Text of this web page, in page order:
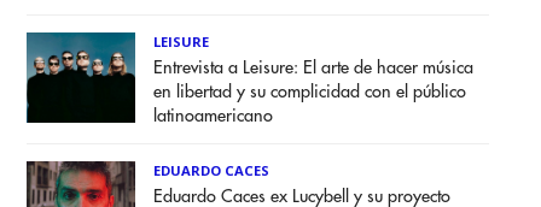
LEISURE
Entrevista a Leisure: El arte de hacer música
en libertad y su complicidad con el público
latinoamericano
EDUARDO CACES
Eduardo Caces ex Lucybell y su proyecto